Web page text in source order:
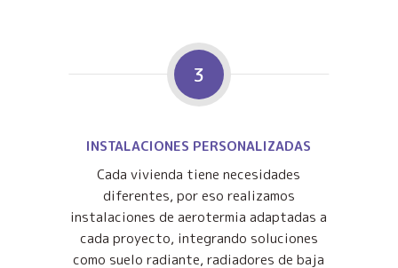
3
INSTALACIONES PERSONALIZADAS
Cada vivienda tiene necesidades
diferentes, por eso realizamos
instalaciones de aerotermia adaptadas a
cada proyecto, integrando soluciones
como suelo radiante, radiadores de baja